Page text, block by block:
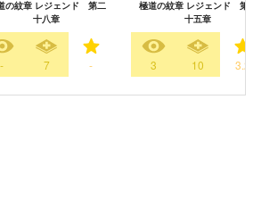
の紋章 レジェンド 第二
十八章
- 7 -
極道の紋章 レジェンド 第二
十五章
3 10 3.2